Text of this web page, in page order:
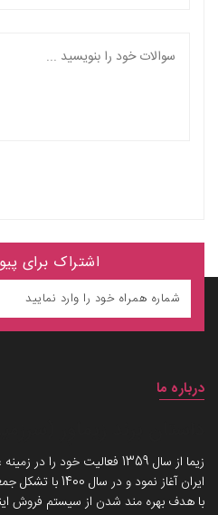
اشتراک برای
درباره ما
زیما از سال 1359 فعالیت خود
ایران آغاز نمود
با هدف بهره مند شدن از سیستم فروش